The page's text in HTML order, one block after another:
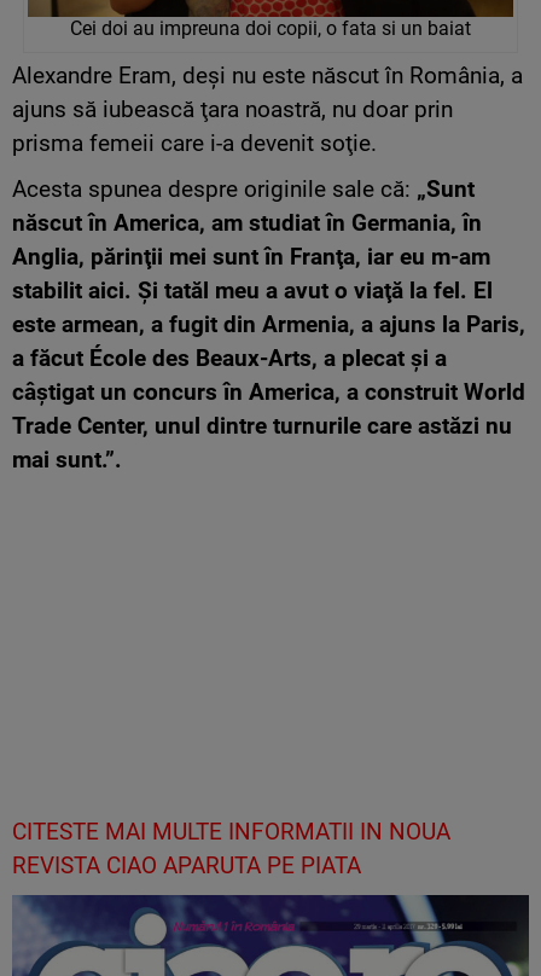
Cei doi au impreuna doi copii, o fata si un baiat
Alexandre Eram, deşi nu este născut în România, a
ajuns să iubească ţara noastră, nu doar prin
prisma femeii care i-a devenit soţie.
Acesta spunea despre originile sale că: „Sunt
născut în America, am studiat în Germania, în
Anglia, părinţii mei sunt în Franţa, iar eu m-am
stabilit aici. Şi tatăl meu a avut o viaţă la fel. El
este armean, a fugit din Armenia, a ajuns la Paris,
a făcut École des Beaux-Arts, a plecat şi a
câştigat un concurs în America, a construit World
Trade Center, unul dintre turnurile care astăzi nu
mai sunt.”.
CITESTE MAI MULTE INFORMATII IN NOUA
REVISTA CIAO APARUTA PE PIATA